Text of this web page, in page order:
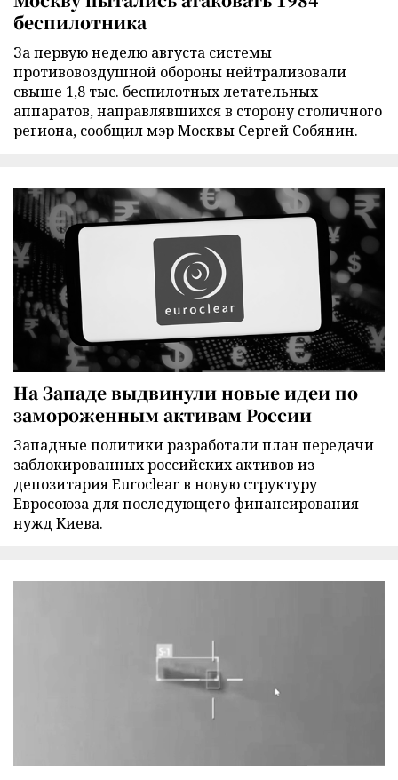
беспилотника
За первую неделю августа системы
противовоздушной обороны нейтрализовали
свыше 1,8 тыс. беспилотных летательных
аппаратов, направлявшихся в сторону столичного
региона, сообщил мэр Москвы Сергей Собянин.
На Западе выдвинули новые идеи по
замороженным активам России
Западные политики разработали план передачи
заблокированных российских активов из
депозитария Euroclear в новую структуру
Евросоюза для последующего финансирования
нужд Киева.